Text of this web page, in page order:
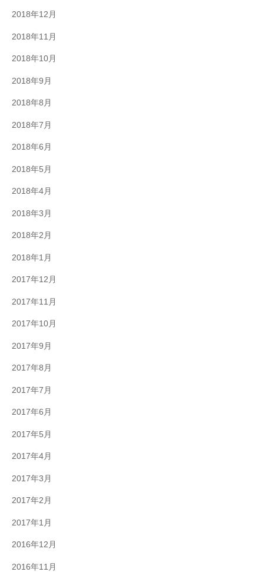
2018年12月
2018年11月
2018年10月
2018年9月
2018年8月
2018年7月
2018年6月
2018年5月
2018年4月
2018年3月
2018年2月
2018年1月
2017年12月
2017年11月
2017年10月
2017年9月
2017年8月
2017年7月
2017年6月
2017年5月
2017年4月
2017年3月
2017年2月
2017年1月
2016年12月
2016年11月